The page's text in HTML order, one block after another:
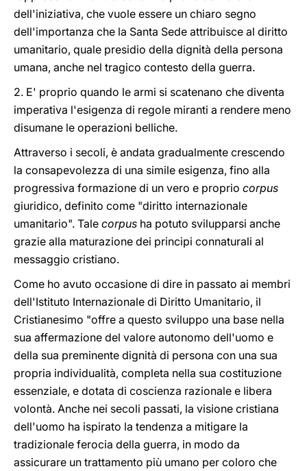
dell'iniziativa, che vuole essere un chiaro segno
dell'importanza che la Santa Sede attribuisce al diritto
umanitario, quale presidio della dignità della persona
umana, anche nel tragico contesto della guerra.
2. E' proprio quando le armi si scatenano che diventa
imperativa l'esigenza di regole miranti a rendere meno
disumane le operazioni belliche.
Attraverso i secoli, è andata gradualmente crescendo
la consapevolezza di una simile esigenza, fino alla
progressiva formazione di un vero e proprio corpus
giuridico, definito come "diritto internazionale
umanitario". Tale corpus ha potuto svilupparsi anche
grazie alla maturazione dei principi connaturali al
messaggio cristiano.
Come ho avuto occasione di dire in passato ai membri
dell'Istituto Internazionale di Diritto Umanitario, il
Cristianesimo "offre a questo sviluppo una base nella
sua affermazione del valore autonomo dell'uomo e
della sua preminente dignità di persona con una sua
propria individualità, completa nella sua costituzione
essenziale, e dotata di coscienza razionale e libera
volontà. Anche nei secoli passati, la visione cristiana
dell'uomo ha ispirato la tendenza a mitigare la
tradizionale ferocia della guerra, in modo da
assicurare un trattamento più umano per coloro che